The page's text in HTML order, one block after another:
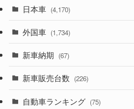
日本車 (4,170)
(1,320)
(329)
(525)
外国車 (1,734)
(242)
新車納期 (67)
(28)
(8)
新車販売台数 (226)
(21)
自動車ランキング (75)